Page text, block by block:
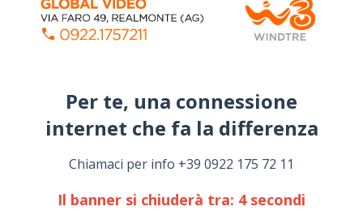
Per te, una connessione
internet che fa la differenza​
Chiamaci per info +39 0922 175 72 11
Il banner si chiuderà tra: 3secondi